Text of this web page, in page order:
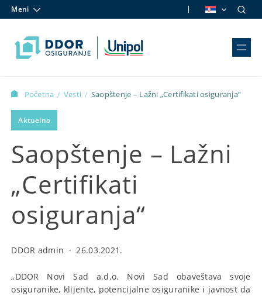
Meni
Početna / Vesti / Saopštenje – Lažni „Certifikati osiguranja“
Aktuelno
Saopštenje – Lažni
„Certifikati
osiguranja“
DDOR admin ·26.03.2021.
„DDOR Novi Sad a.d.o. Novi Sad obaveštava svoje
osiguranike, klijente, potencijalne osiguranike i javnost da